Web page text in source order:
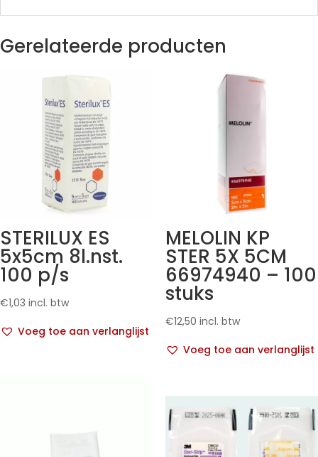
Gerelateerde producten
STERILUX ES
5x5cm 8l.nst.
100 p/s
€1,03 incl. btw
Voeg toe aan verlanglijst
MELOLIN KP
STER 5X 5CM
66974940 – 100
stuks
€12,50 incl. btw
Voeg toe aan verlanglijst